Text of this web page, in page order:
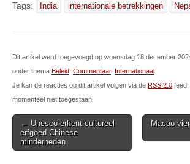
Tags: India internationale betrekkingen
Dit artikel werd toegevoegd op woensdag 18 december
onder thema Beleid Commentaar, Internationaal
Je kan de reacties op dit artikel volgen via de RSS 2.0
momenteel niet toegestaan.
Post
navigation
← Unesco erkent cultureel
erfgoed Chinese
minderheden
Macao